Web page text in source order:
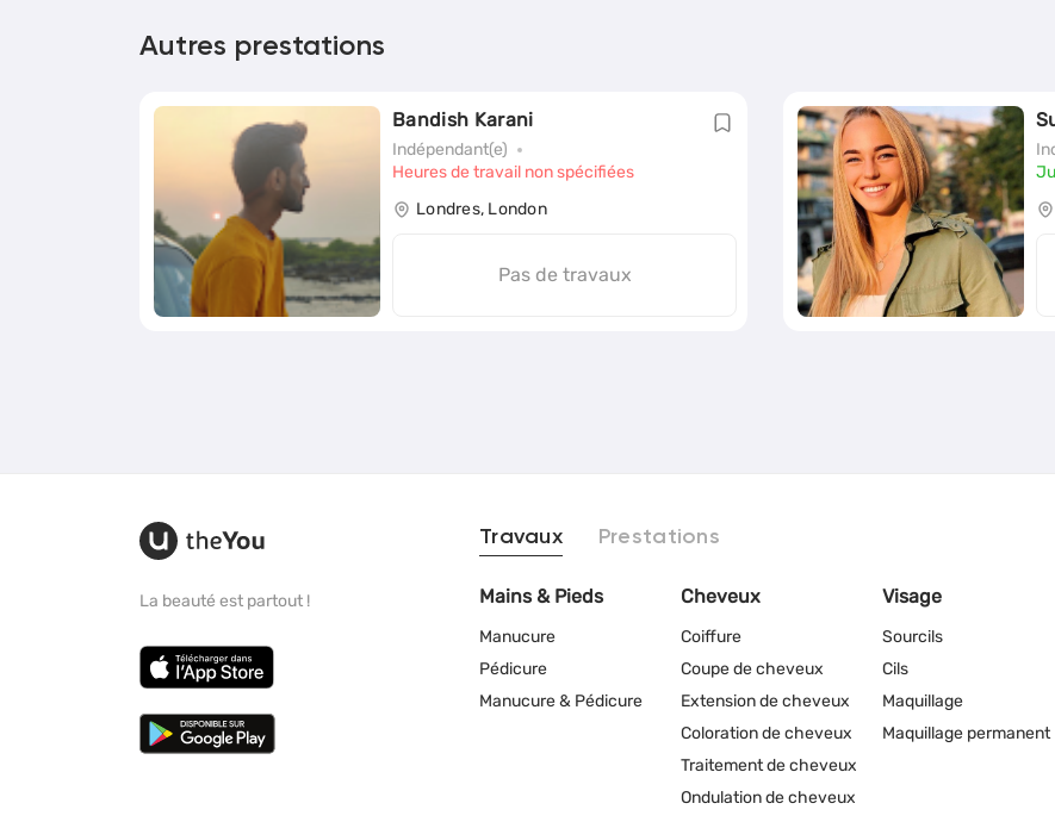
Autres prestations
Bandish Karani
Indépendant(e)
Heures de travail non spécifiées
Londres, London
Pas de travaux
La beauté est partout !
Travaux Prestations
Mains & Pieds
Manucure
Pédicure
Manucure & Pédicure
Cheveux
Coiffure
Coupe de cheveux
Extension de cheveux
Coloration de cheveux
Traitement de cheveux
Ondulation de cheveux
Visage
Sourcils
Cils
Maquillage
Maquillage permanent